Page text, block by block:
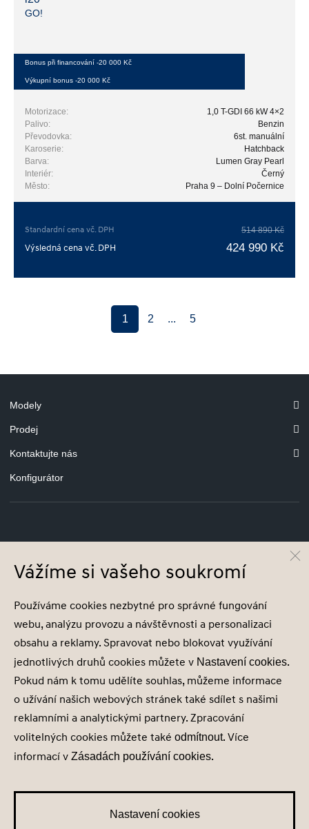
GO!
Bonus při financování -20 000 Kč
Výkupní bonus -20 000 Kč
Motorizace:
1,0 T-GDI 66 kW 4×2
Palivo:
Benzin
Převodovka:
6st. manuální
Karoserie:
Hatchback
Barva:
Lumen Gray Pearl
Interiér:
Černý
Město:
Praha 9 – Dolní Počernice
Standardní cena vč. DPH 514 890 Kč
Výsledná cena vč. DPH 424 990 Kč
1 2 ... 5
Modely
Prodej
Kontaktujte nás
Konfigurátor
Infocentrum
800 800 900
Praze, oddíl C, vložka 202215, IČ 29127289
Nastavení cookies
Zásady zpracování osobních údajů
Seznam příjemců
Správa souhlasů
Obchodní údaje
Vážíme si vašeho soukromí
Používáme cookies nezbytné pro správné fungování
webu, analýzu provozu a návštěvnosti a personalizaci
obsahu a reklamy. Spravovat nebo blokovat využívání
jednotlivých druhů cookies můžete v Nastavení cookies.
Pokud nám k tomu udělíte souhlas, můžeme informace
o užívání našich webových stránek také sdílet s našimi
reklamními a analytickými partnery. Zpracování
volitelných cookies můžete také odmítnout. Více
informací v Zásadách používání cookies.
Nastavení cookies